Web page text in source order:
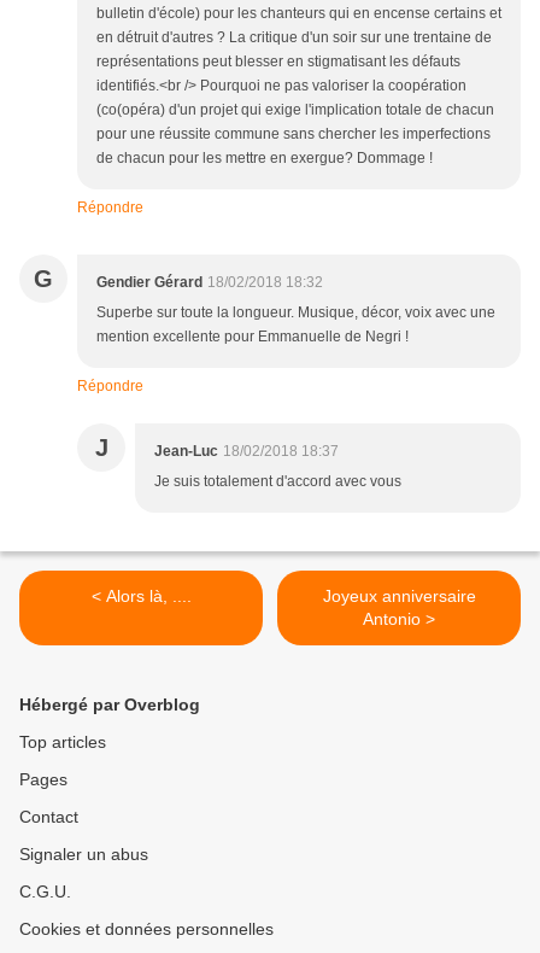
bulletin d'école) pour les chanteurs qui en encense certains et
en détruit d'autres ? La critique d'un soir sur une trentaine de
représentations peut blesser en stigmatisant les défauts
identifiés.<br /> Pourquoi ne pas valoriser la coopération
(co(opéra) d'un projet qui exige l'implication totale de chacun
pour une réussite commune sans chercher les imperfections
de chacun pour les mettre en exergue? Dommage !
Répondre
G Gendier Gérard 18/02/2018 18:32
Superbe sur toute la longueur. Musique, décor, voix avec une
mention excellente pour Emmanuelle de Negri !
Répondre
J Jean-Luc 18/02/2018 18:37
Je suis totalement d'accord avec vous
< Alors là, ....
Joyeux anniversaire
Antonio >
Hébergé par Overblog
Top articles
Pages
Contact
Signaler un abus
C.G.U.
Cookies et données personnelles